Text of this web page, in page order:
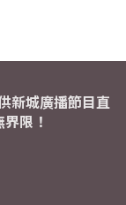
新城廣播節目直
限！